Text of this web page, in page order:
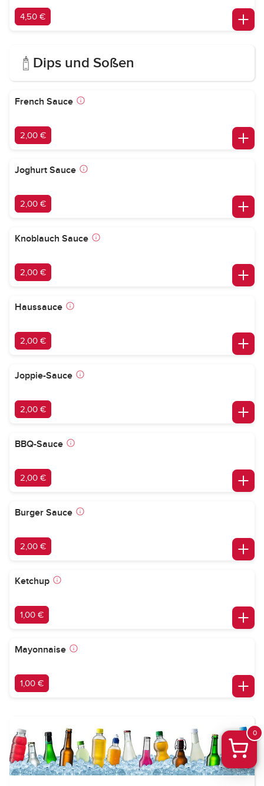
4,50 €
Dips und Soßen
French Sauce
2,00 €
Joghurt Sauce
2,00 €
Knoblauch Sauce
2,00 €
Haussauce
2,00 €
Joppie-Sauce
2,00 €
BBQ-Sauce
2,00 €
Burger Sauce
2,00 €
Ketchup
1,00 €
Mayonnaise
1,00 €
0